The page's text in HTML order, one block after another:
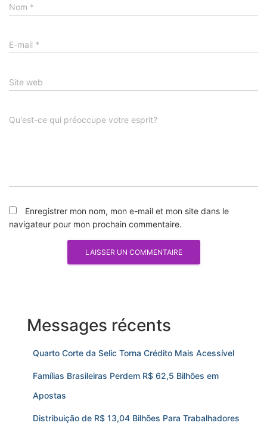
Nom *
E-mail *
Site web
Qu'est-ce qui préoccupe votre esprit?
Enregistrer mon nom, mon e-mail et mon site dans le
navigateur pour mon prochain commentaire.
Messages récents
Quarto Corte da Selic Torna Crédito Mais Acessível
Famílias Brasileiras Perdem R$ 62,5 Bilhões em
Apostas
Distribuição de R$ 13,04 Bilhões Para Trabalhadores